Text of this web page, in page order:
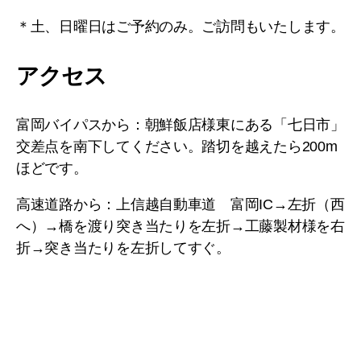
＊土、日曜日はご予約のみ。ご訪問もいたします。
アクセス
富岡バイパスから：朝鮮飯店様東にある「七日市」
交差点を南下してください。踏切を越えたら200m
ほどです。
高速道路から：上信越自動車道 富岡IC→左折（西
へ）→橋を渡り突き当たりを左折→工藤製材様を右
折→突き当たりを左折してすぐ。